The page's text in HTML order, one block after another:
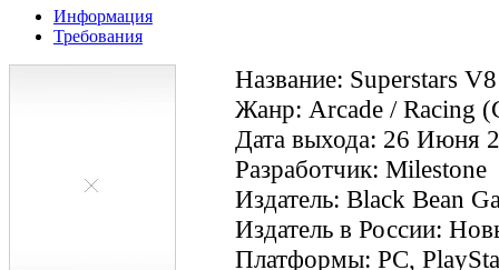
Информация
Требования
Название: Superstars
Жанр: Arcade / Racing
Дата выхода: 26 Июня
Разработчик: Milestone
Издатель: Black Bean
Издатель в России:
Платформы: PC,